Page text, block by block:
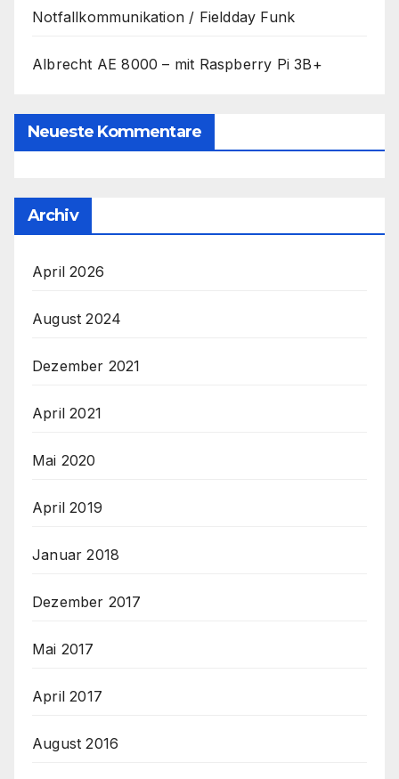
Notfallkommunikation / Fieldday Funk
Albrecht AE 8000 – mit Raspberry Pi 3B+
Neueste Kommentare
Archiv
April 2026
August 2024
Dezember 2021
April 2021
Mai 2020
April 2019
Januar 2018
Dezember 2017
Mai 2017
April 2017
August 2016